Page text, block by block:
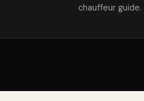
chauffeur guide.